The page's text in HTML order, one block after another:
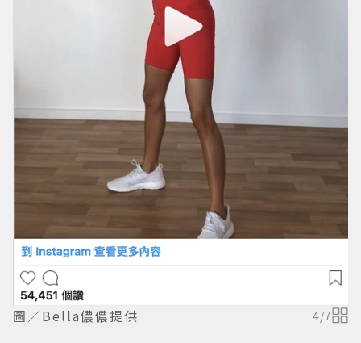
圖／Bella儂儂提供 4/7